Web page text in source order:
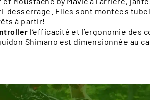
desserrage. Elles sont montées
à partir!
l’efficacité et l’ergonomie des
Shimano est dimensionnée au